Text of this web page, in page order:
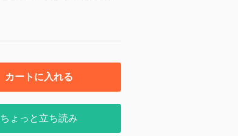
カートに入れる
ちょっと立ち読み